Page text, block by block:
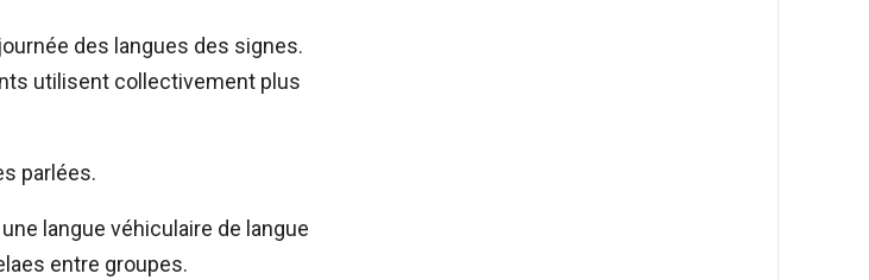
des langues des signes.
utilisent collectivement plus
parlées.
langue véhiculaire de langue
entre groupes.